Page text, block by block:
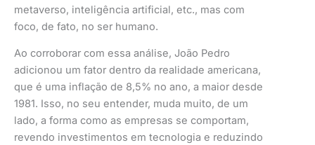
metaverso, inteligência artificial, etc., mas com
foco, de fato, no ser humano.
Ao corroborar com essa análise, João Pedro
adicionou um fator dentro da realidade americana,
que é uma inflação de 8,5% no ano, a maior desde
1981. Isso, no seu entender, muda muito, de um
lado, a forma como as empresas se comportam,
revendo investimentos em tecnologia e reduzindo